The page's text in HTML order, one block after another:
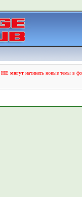
НЕ могутначинать новые темы в